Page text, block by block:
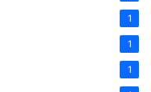
1
1
1